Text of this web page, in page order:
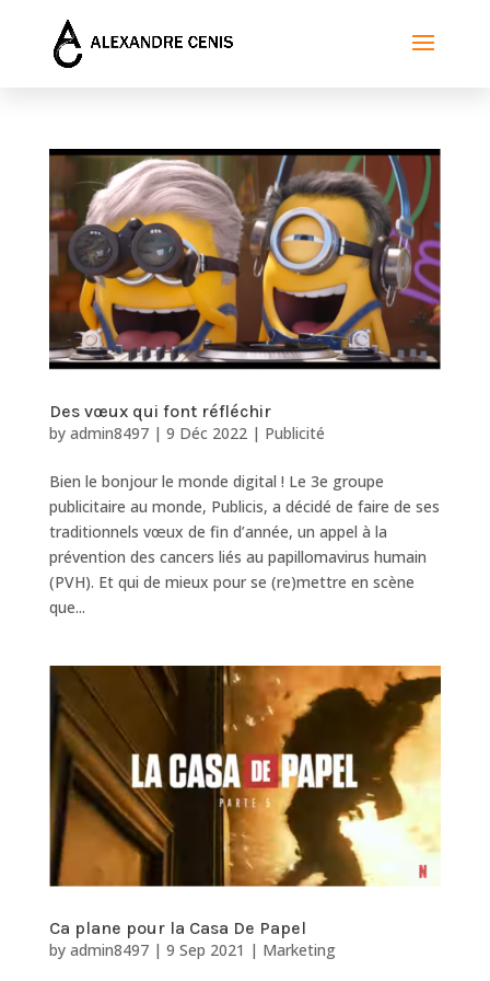
Des vœux qui font réfléchir
by admin8497| 9 Déc 2022| Publicité
Bien le bonjour le monde digital ! Le 3e groupe
publicitaire au monde, Publicis, a décidé de faire de ses
traditionnels vœux de fin d’année, un appel à la
prévention des cancers liés au papillomavirus humain
(PVH). Et qui de mieux pour se (re)mettre en scène
que...
Ca plane pour la Casa De Papel
by admin8497| 9 Sep 2021 | Marketing